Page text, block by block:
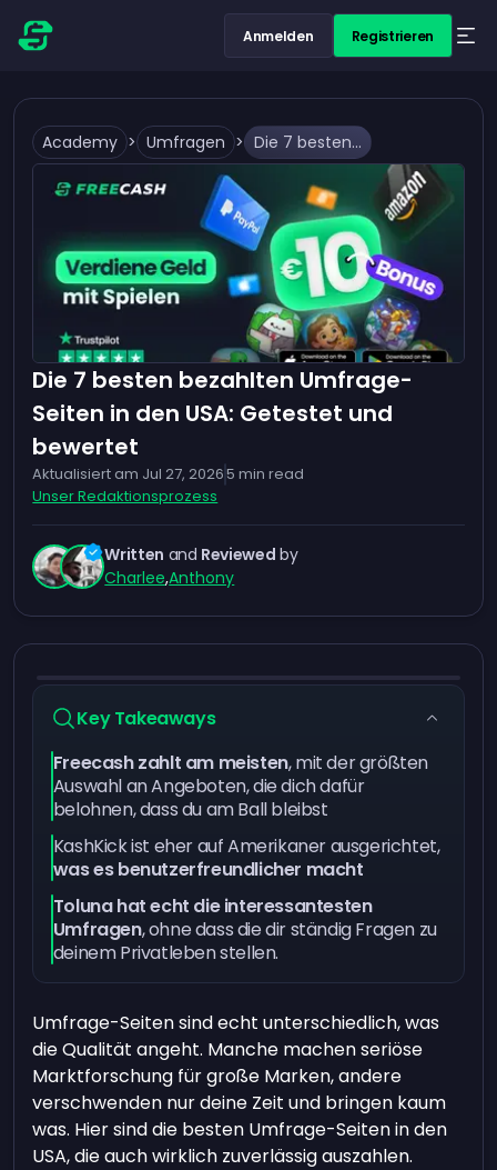
Anmelden Registrieren
Academy > Umfragen > Die 7 besten bezahlten Umfrage-Seiten in den USA: Getestet und bewertet
Die 7 besten bezahlten Umfrage-
Seiten in den USA: Getestet und
bewertet
Aktualisiert am Jul 27, 20265 min read
Unser Redaktionsprozess
Written and Reviewed by
Charlee,Anthony
Key Takeaways
Freecash zahlt am meisten, mit der größten
Auswahl an Angeboten, die dich dafür
belohnen, dass du am Ball bleibst
KashKick ist eher auf Amerikaner ausgerichtet,
was es benutzerfreundlicher macht
Toluna hat echt die interessantesten
Umfragen, ohne dass die dir ständig Fragen zu
deinem Privatleben stellen.
Umfrage-Seiten sind echt unterschiedlich, was
die Qualität angeht. Manche machen seriöse
Marktforschung für große Marken, andere
verschwenden nur deine Zeit und bringen kaum
was. Hier sind die besten Umfrage-Seiten in den
USA, die auch wirklich zuverlässig auszahlen.